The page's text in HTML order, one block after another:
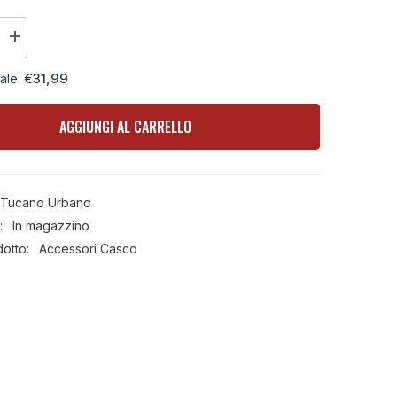
Aumenta
la
per
Scuro/Trasparente
Tucano
El&#39;Tange
€31,99
AGGIUNGI AL CARRELLO
Tucano Urbano
In magazzino
Accessori Casco